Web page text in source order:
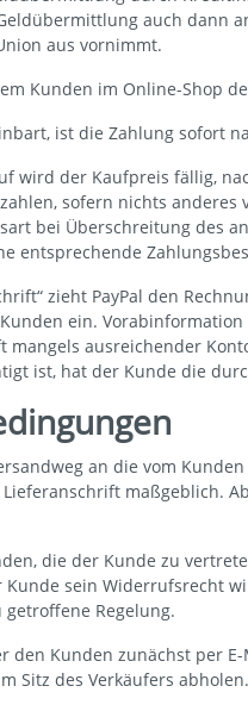
auch
aus vornimmt.
Kunden im Online-Shop
ist die Zahlung sofort
wird der Kaufpreis fällig,
sofern nichts
bei Überschreitung des
entsprechende
zieht PayPal den
ein.
mangels ausreichender
ist, hat der Kunde die
an die vom
maßgeblich.
die der Kunde zu
sein Widerrufsrecht
Regelung.
den Kunden zunächst per
Sitz des Verkäufers